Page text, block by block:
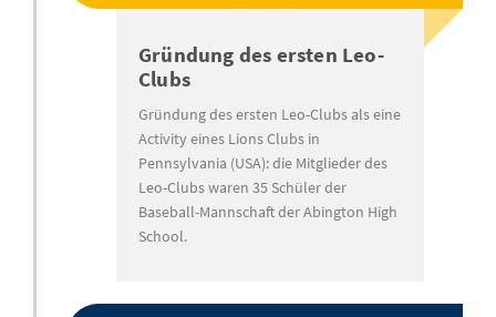
Gründung des ersten Leo-
Clubs
Gründung des ersten Leo-Clubs als eine
Activity eines Lions Clubs in
Pennsylvania (USA): die Mitglieder des
Leo-Clubs waren 35 Schüler der
Baseball-Mannschaft der Abington High
School.